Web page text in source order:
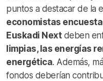
puntos a destacar de la
economistas
Euskadi Nextdeben
limpias, las energías
energética. Además,
fondos deberían